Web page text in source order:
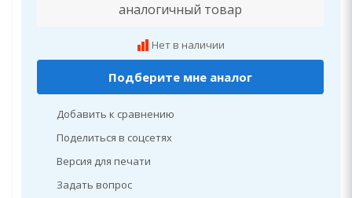
аналогичный товар
Нет в наличии
Подберите мне аналог
Добавить к сравнению
Поделиться в соцсетях
Версия для печати
Задать вопрос